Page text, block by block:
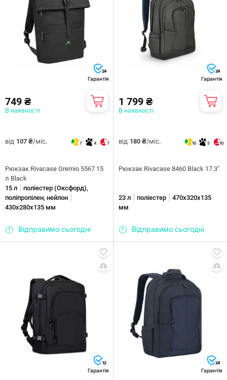
24
Гарантія
749 ₴
В наявності
від 107 ₴/міс. 7 4 7
Рюкзак Rivacase Gremio 5567 15
л Black
15 л
поліестер (Оксфорд),
поліпропілен, нейлон
430х280х135 мм
Відправимо сьогодні
24
Гарантія
1 799 ₴
В наявності
від 180 ₴/міс. 10 5 10
Рюкзак Rivacase 8460 Black 17.3"
23 л поліестер
470х320х135
мм
Відправимо сьогодні
12
Гарантія
24
Гарантія